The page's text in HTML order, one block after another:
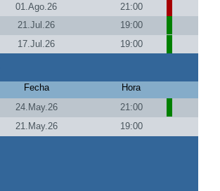
01.Ago.26
21:00
21.Jul.26
19:00
17.Jul.26 19:00
Fecha
Hora
24.May.26
21:00
21.May.26 19:00